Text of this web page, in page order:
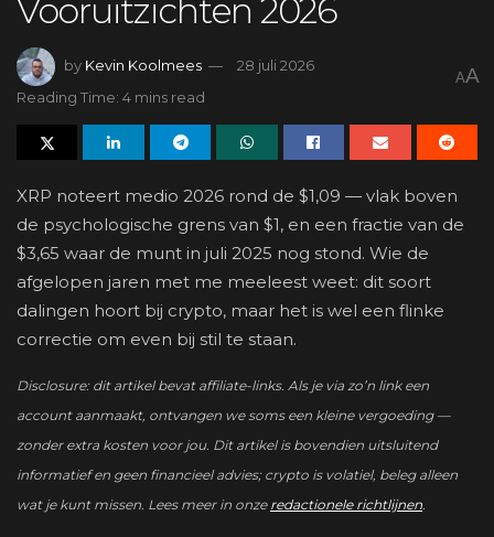
Vooruitzichten 2026
by Kevin Koolmees
28 juli 2026
Reading Time: 4 mins read
AA
XRP noteert medio 2026 rond de $1,09 — vlak boven
de psychologische grens van $1, en een fractie van de
$3,65 waar de munt in juli 2025 nog stond. Wie de
afgelopen jaren met me meeleest weet: dit soort
dalingen hoort bij crypto, maar het is wel een flinke
correctie om even bij stil te staan.
Disclosure: dit artikel bevat affiliate-links. Als je via zo’n link een
account aanmaakt, ontvangen we soms een kleine vergoeding —
zonder extra kosten voor jou. Dit artikel is bovendien uitsluitend
informatief en geen financieel advies; crypto is volatiel, beleg alleen
wat je kunt missen. Lees meer in onze redactionele richtlijnen.